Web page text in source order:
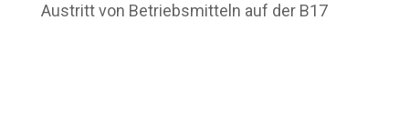
Austritt von Betriebsmitteln auf der B17